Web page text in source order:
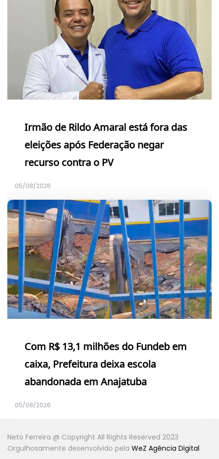
Irmão de Rildo Amaral está fora das
eleições após Federação negar
recurso contra o PV
05/08/2026
Com R$ 13,1 milhões do Fundeb em
caixa, Prefeitura deixa escola
abandonada em Anajatuba
05/08/2026
Neto Ferreira @ Copyright All Rights Reserved 2023
Orgulhosamente desenvolvido pela WeZ Agência Digital